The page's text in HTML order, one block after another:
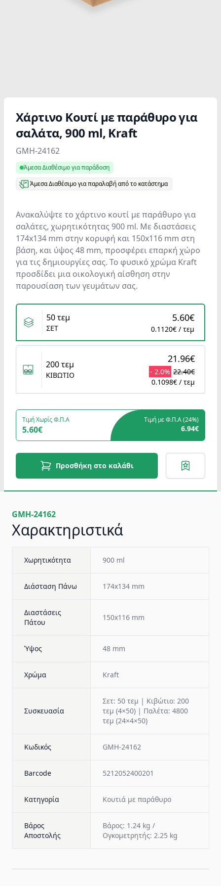
Χάρτινο Κουτί με παράθυρο για
σαλάτα, 900 ml, Kraft
Product information
GMH-24162
Άμεσα Διαθέσιμο για παράδοση
Άμεσα Διαθέσιμο για παραλαβή από το κατάστημα
Ανακαλύψτε το χάρτινο κουτί με παράθυρο για
σαλάτες, χωρητικότητας 900 ml. Με διαστάσεις
174x134 mm στην κορυφή και 150x116 mm στη
βάση, και ύψος 48 mm, προσφέρει επαρκή χώρο
για τις δημιουργίες σας. Το φυσικό χρώμα Kraft
προσδίδει μια οικολογική αίσθηση στην
παρουσίαση των γευμάτων σας.
Variants
50 τεμ
ΣΕΤ
5.60€
0.1120€ / τεμ
200 τεμ
ΚΙΒΩΤΙΟ
21.96€
- 2.0% 22.40€
0.1098€ / τεμ
Τιμή Χωρίς Φ.Π.Α
5.60€
Τιμή με Φ.Π.Α (24%)
6.94€
Προσθήκη στο καλάθι
GMH-24162
Χαρακτηριστικά
Χωρητικότητα 900 ml
Διάσταση Πάνω 174x134 mm
Διαστάσεις
Πάτου
150x116 mm
Ύψος 48 mm
Χρώμα Kraft
Συσκευασία
Σετ: 50 τεμ | Κιβώτιο: 200
τεμ (4×50) | Παλέτα: 4800
τεμ (24×4×50)
Κωδικός GMH-24162
Barcode 5212052400201
Κατηγορία Κουτιά με παράθυρο
Βάρος
Αποστολής
Βάρος: 1.24 kg /
Ογκομετρητής: 2.25 kg